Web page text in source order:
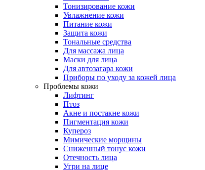
Тонизирование кожи
Увлажнение кожи
Питание кожи
Защита кожи
Тональные средства
Для массажа лица
Маски для лица
Для автозагара кожи
Приборы по уходу за кожей лица
Проблемы кожи
Лифтинг
Птоз
Акне и постакне кожи
Пигментация кожи
Купероз
Мимические морщины
Сниженный тонус кожи
Отечность лица
Угри на лице